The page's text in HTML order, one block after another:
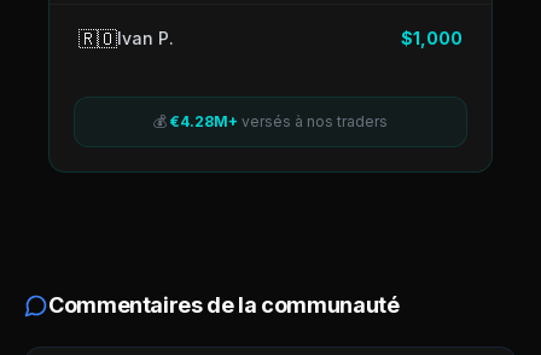
🇷🇴Ivan P. $1,000
💰 €4.28M+ versés à nos traders
Commentaires de la communauté